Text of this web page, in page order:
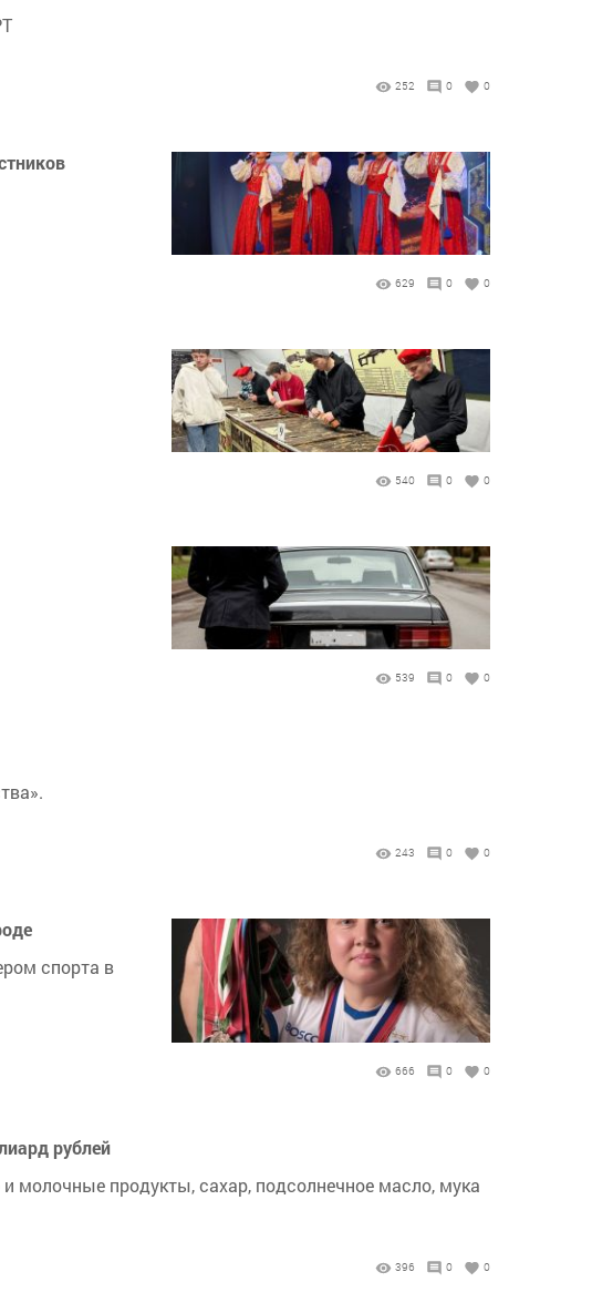
252 0 0
629 0 0
540 0 0
539 0 0
243 0 0
спорта в
666 0 0
рублей
молочные продукты, сахар, подсолнечное масло, мука
396 0 0